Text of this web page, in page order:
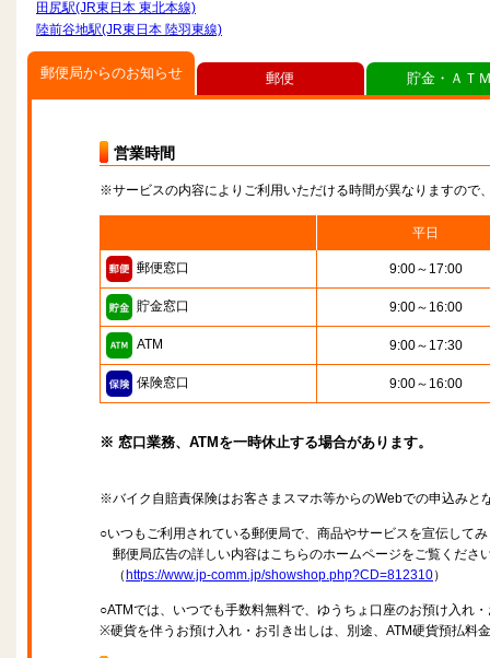
田尻駅(JR東日本 東北本線)
陸前谷地駅(JR東日本 陸羽東線)
郵便局からのお知らせ
営業時間
※サービスの内容によりご利用いただける時間が異なりますので
平日
郵便窓口 9:00～17:00
貯金窓口 9:00～16:00
ATM 9:00～17:30
保険窓口 9:00～16:00
※ 窓口業務、ATMを一時休止する場合があります。
※バイク自賠責保険はお客さまスマホ等からのWebでの申込みと
○いつもご利用されている郵便局で、商品やサービスを宣伝して
郵便局広告の詳しい内容はこちらのホームページをご覧くださ
（ https://www.jp-comm.jp/showshop.php?CD=812310）
○ATMでは、いつでも手数料無料で、ゆうちょ口座のお預け入れ
※硬貨を伴うお預け入れ・お引き出しは、別途、ATM硬貨預払料
郵便 貯金・ＡＴ